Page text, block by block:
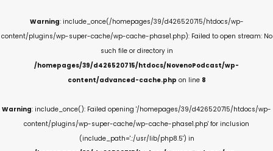
Warning: include_once(/homepages/39/d426520715/htdocs/wp-
content/plugins/wp-super-cache/wp-cache-phase1.php): Failed to open stream: No
such file or directory in
/homepages/39/d426520715/htdocs/NovenoPodcast/wp-
content/advanced-cache.php on line 8
Warning: include_once(): Failed opening '/homepages/39/d426520715/htdocs/wp-
content/plugins/wp-super-cache/wp-cache-phase1.php' for inclusion
(include_path='.:/usr/lib/php8.5') in